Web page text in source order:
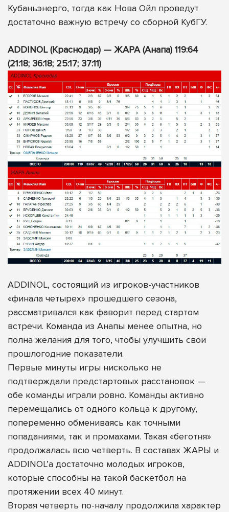
Кубаньэнерго, тогда как Нова Ойл проведут
достаточно важную встречу со сборной КубГУ.
ADDINOL (Краснодар) — ЖАРА (Анапа) 119:64
(21:18; 36:18; 25:17; 37:11)
ADDINOL, состоящий из игроков-участников
«финала четырех» прошедшего сезона,
рассматривался как фаворит перед стартом
встречи. Команда из Анапы менее опытна, но
полна желания для того, чтобы улучшить свои
прошлогодние показатели.
Первые минуты игры нисколько не
подтверждали предстартовых расстановок —
обе команды играли ровно. Команды активно
перемещались от одного кольца к другому,
попеременно обмениваясь как точными
попаданиями, так и промахами. Такая «беготня»
продолжалась всю четверть. В составах ЖАРЫ и
ADDINOL’а достаточно молодых игроков,
которые способны на такой баскетбол на
протяжении всех 40 минут.
Вторая четверть по-началу продолжила характер